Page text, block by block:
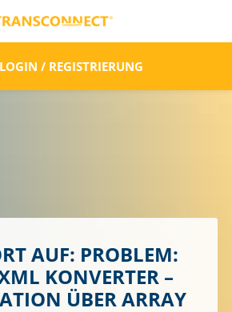
LOGIN / REGISTRIERUNG
AUF: PROBLEM:
KONVERTER –
ÜBER ARRAY